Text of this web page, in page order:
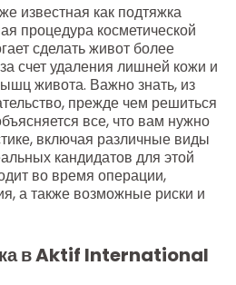
известная как подтяжка
процедура косметической
сделать живот более
счет удаления лишней кожи и
живота. Важно знать, из
прежде чем решиться
все, что вам нужно
включая различные виды
кандидатов для этой
во время операции,
а также возможные риски и
в Aktif International